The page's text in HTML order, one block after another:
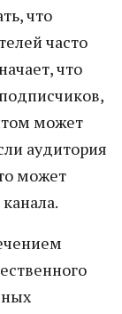
что
часто
что
может
аудитория
может